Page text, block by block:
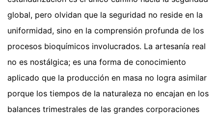
global, pero olvidan que la seguridad no reside en la
uniformidad, sino en la comprensión profunda de los
procesos bioquímicos involucrados. La artesanía real
no es nostálgica; es una forma de conocimiento
aplicado que la producción en masa no logra asimilar
porque los tiempos de la naturaleza no encajan en los
balances trimestrales de las grandes corporaciones